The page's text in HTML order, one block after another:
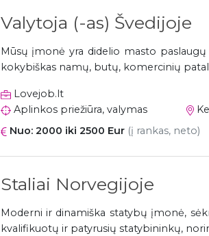
Valytoja (-as) Švedijoje
Mūsų įmonė yra didelio masto
kokybiškas namų, butų, komercinių
Lovejob.lt
Aplinkos priežiūra, valymas
Nuo: 2000 iki 2500 Eur (į rankas, neto)
Staliai Norvegijoje
Moderni ir dinamiška statybų įmonė,
kvalifikuotų ir patyrusių statybininkų,